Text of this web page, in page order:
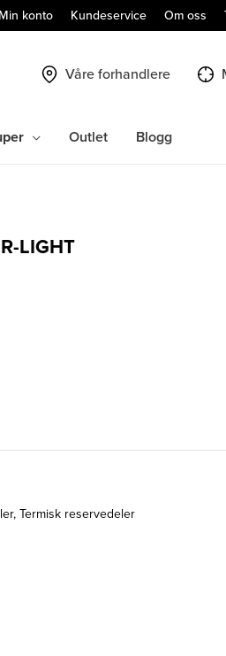
Min konto Kundeservice Om oss
Våre forhandlere
Outlet Blogg
LIGHT
,Termisk reservedeler